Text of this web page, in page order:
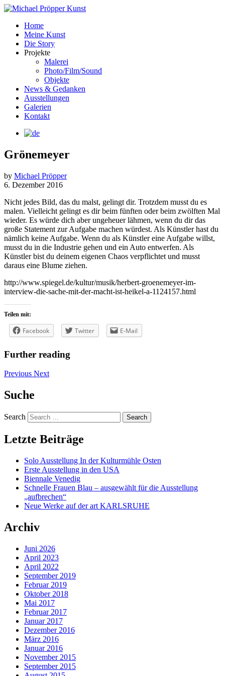
Home
Meine Kunst
Die Story
Projekte
Malerei
Photo/Film/Sound
Objekte
News & Gedanken
Ausstellungen
Galerien
Kontakt
Grönemeyer
by Michael Pröpper
6. Dezember 2016
Nicht jedes Bild, das du malst, gelingt dir. Trotzdem musst du es
malen. Vielleicht gelingt es dir beim fünften oder beim zwölften Mal
wieder. Es würde dich aber ungeheuer lähmen, wenn du dir das
große Statement zur Aufgabe machen würdest. Als Künstler hast du
nämlich keine Aufgabe. Wenn du als Künstler eine Aufgabe willst,
musst du in die Industrie gehen und ein Auto entwerfen. Als
Künstler bist du deinem eigenen Chaos verpflichtet und musst
daraus eine Blume ziehen.
http://www.spiegel.de/kultur/musik/herbert-groenemeyer-im-
interview-die-sache-mit-der-macht-ist-heikel-a-1124157.html
Teilen mit:
Facebook Twitter E-Mail
Further reading
Previous Next
Suche
Search
Letzte Beiträge
Solo Ausstellung In der Kulturmühle Osten
Erste Ausstellung in den USA
Biennale Venedig
Schnelle Frauen Blau – ausgewählt für die Ausstellung
„aufbrechen“
Neue Werke auf der art KARLSRUHE
Archiv
Juni 2026
April 2023
April 2022
September 2019
Februar 2019
Oktober 2018
Mai 2017
Februar 2017
Januar 2017
Dezember 2016
März 2016
Januar 2016
November 2015
September 2015